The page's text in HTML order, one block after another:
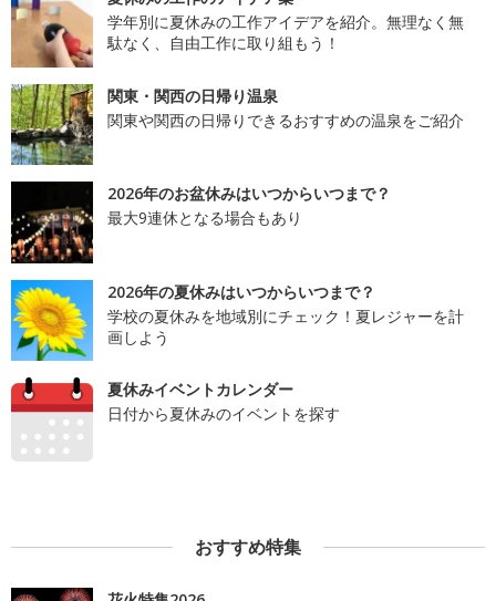
学年別に夏休みの工作アイデアを紹介。無理なく無
駄なく、自由工作に取り組もう！
関東・関西の日帰り温泉
関東や関西の日帰りできるおすすめの温泉をご紹介
2026年のお盆休みはいつからいつまで？
最大9連休となる場合もあり
2026年の夏休みはいつからいつまで？
学校の夏休みを地域別にチェック！夏レジャーを計
画しよう
夏休みイベントカレンダー
日付から夏休みのイベントを探す
おすすめ特集